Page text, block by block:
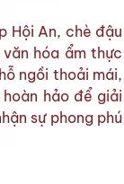
Hội An, chè đậu
hóa ẩm thực
ngồi thoải mái,
hảo để giải
sự phong phú